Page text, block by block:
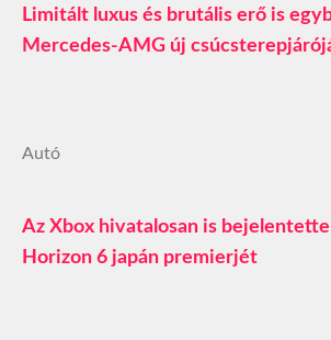
Limitált luxus és brutális erő is
Mercedes-AMG új
Autó
Az Xbox hivatalosan is bejelentette
Horizon 6 japán premierjét